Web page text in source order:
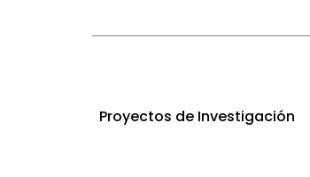
Proyectos de Investigación